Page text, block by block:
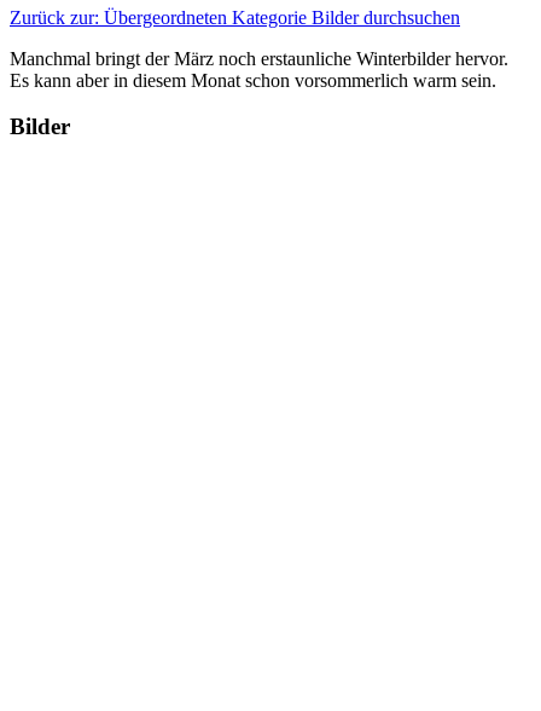
Zurück zur: Übergeordneten Kategorie Bilder durchsuchen
Manchmal bringt der März noch erstaunliche Winterbilder hervor.
Es kann aber in diesem Monat schon vorsommerlich warm sein.
Bilder